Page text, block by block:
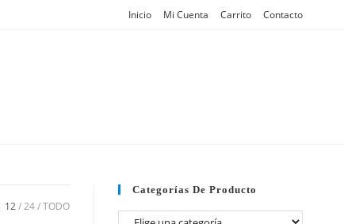
Inicio Mi Cuenta Carrito Contacto
12 24 TODO
Categorías De Producto